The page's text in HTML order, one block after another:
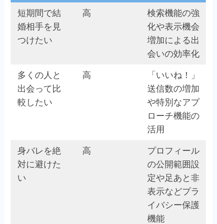
短期間で結
婚相手を見
つけたい
高
検索機能の強
化や表示機会
増加による出
会いの効率化
多くの人と
出会って比
較したい
高
「いいね！」
送信数の増加
や特別なアプ
ローチ機能の
活用
身バレを絶
対に避けた
い
高
プロフィール
の公開範囲設
定や足あと非
表示などプラ
イバシー保護
機能